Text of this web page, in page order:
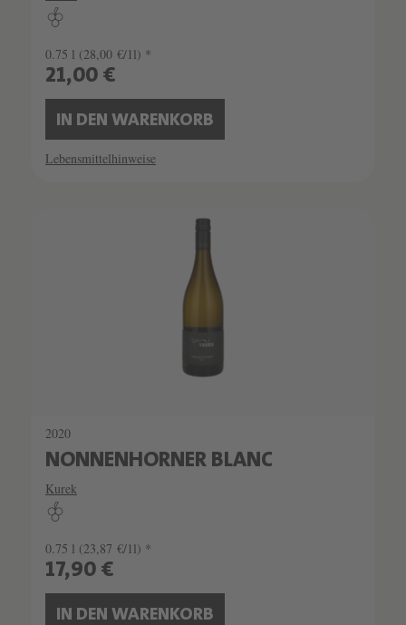
0.75 l (28,00 €/1l) *
21,00 €
IN DEN WARENKORB
Lebensmittelhinweise
2020
NONNENHORNER BLANC
Kurek
0.75 l (23,87 €/1l) *
17,90 €
IN DEN WARENKORB